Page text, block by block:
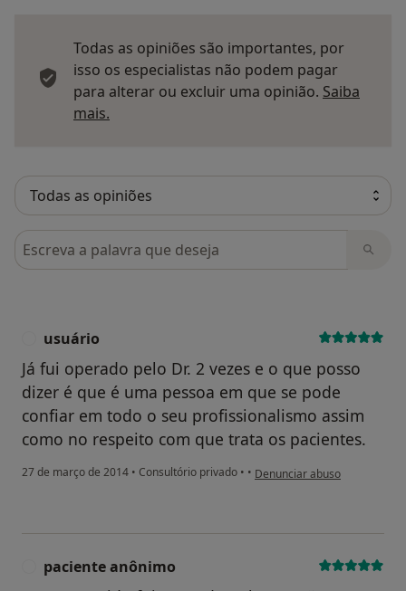
Todas as opiniões são importantes, por
isso os especialistas não podem pagar
para alterar ou excluir uma opinião. Saiba
mais.
Pesquisar em opiniões
usuário
Já fui operado pelo Dr. 2 vezes e o que posso
dizer é que é uma pessoa em que se pode
confiar em todo o seu profissionalismo assim
como no respeito com que trata os pacientes.
27 de março de 2014 • Consultório privado • • na opinião do utilizador
Denunciar abuso
paciente anônimo